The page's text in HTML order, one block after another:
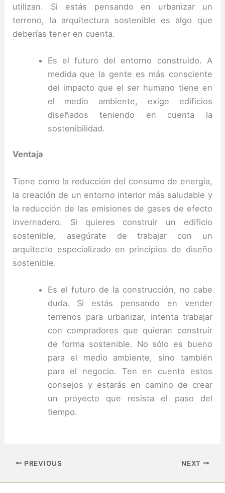
utilizan. Si estás pensando en urbanizar un
terreno, la arquitectura sostenible es algo que
deberías tener en cuenta.
Es el futuro del entorno construido. A
medida que la gente es más consciente
del impacto que el ser humano tiene en
el medio ambiente, exige edificios
diseñados teniendo en cuenta la
sostenibilidad.
Ventaja
Tiene como la reducción del consumo de energía,
la creación de un entorno interior más saludable y
la reducción de las emisiones de gases de efecto
invernadero. Si quieres construir un edificio
sostenible, asegúrate de trabajar con un
arquitecto especializado en principios de diseño
sostenible.
Es el futuro de la construcción, no cabe
duda. Si estás pensando en vender
terrenos para urbanizar, intenta trabajar
con compradores que quieran construir
de forma sostenible. No sólo es bueno
para el medio ambiente, sino también
para el negocio. Ten en cuenta estos
consejos y estarás en camino de crear
un proyecto que resista el paso del
tiempo.
PREVIOUS NEXT